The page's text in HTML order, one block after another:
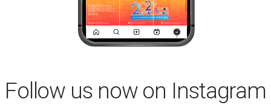
Follow us now on Instagram